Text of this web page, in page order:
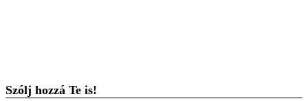
Szólj hozzá Te is!